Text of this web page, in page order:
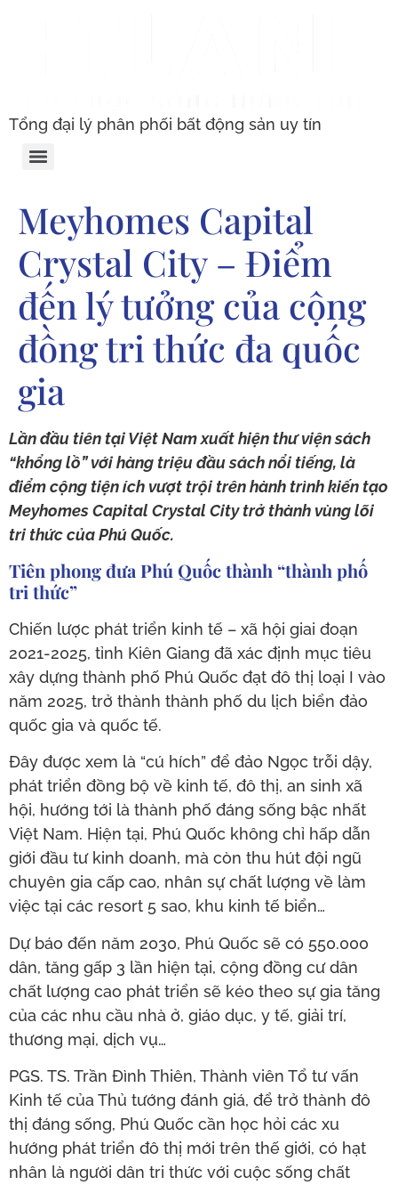
Tổng đại lý phân phối bất động sản uy tín
Meyhomes Capital
Crystal City – Điểm
đến lý tưởng của cộng
đồng tri thức đa quốc
gia
Lần đầu tiên tại Việt Nam xuất hiện thư viện sách
“khổng lồ” với hàng triệu đầu sách nổi tiếng, là
điểm cộng tiện ích vượt trội trên hành trình kiến tạo
Meyhomes Capital Crystal City trở thành vùng lõi
tri thức của Phú Quốc.
Tiên phong đưa Phú Quốc thành “thành phố
tri thức”
Chiến lược phát triển kinh tế – xã hội giai đoạn
2021-2025, tỉnh Kiên Giang đã xác định mục tiêu
xây dựng thành phố Phú Quốc đạt đô thị loại I vào
năm 2025, trở thành thành phố du lịch biển đảo
quốc gia và quốc tế.
Đây được xem là “cú hích” để đảo Ngọc trỗi dậy,
phát triển đồng bộ về kinh tế, đô thị, an sinh xã
hội, hướng tới là thành phố đáng sống bậc nhất
Việt Nam. Hiện tại, Phú Quốc không chỉ hấp dẫn
giới đầu tư kinh doanh, mà còn thu hút đội ngũ
chuyên gia cấp cao, nhân sự chất lượng về làm
việc tại các resort 5 sao, khu kinh tế biển…
Dự báo đến năm 2030, Phú Quốc sẽ có 550.000
dân, tăng gấp 3 lần hiện tại, cộng đồng cư dân
chất lượng cao phát triển sẽ kéo theo sự gia tăng
của các nhu cầu nhà ở, giáo dục, y tế, giải trí,
thương mại, dịch vụ…
PGS. TS. Trần Đình Thiên, Thành viên Tổ tư vấn
Kinh tế của Thủ tướng đánh giá, để trở thành đô
thị đáng sống, Phú Quốc cần học hỏi các xu
hướng phát triển đô thị mới trên thế giới, có hạt
nhân là người dân tri thức với cuộc sống chất